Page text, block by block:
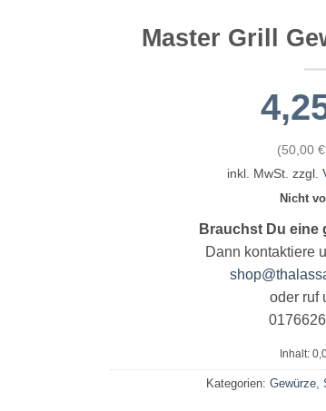
Master Grill
(50,00 €
inkl. MwSt. zzgl.
Nicht
Brauchst Du eine
Dann kontaktiere
oder ruf
Inhalt:
Kategorien:Gewürze ,